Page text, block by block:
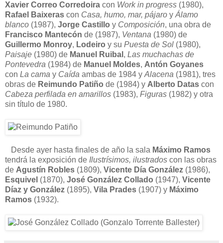
Xavier Correo Corredoira con Work in progress (1980),
Rafael Baixeras con Casa, humo, mar, pájaro yÁlamo
blanco (1987), Jorge Castillo y Composición, una obra de
Francisco Mantecón de (1987), Ventana (1980) de
Guillermo Monroy, Lodeiro y su Puesta de Sol (1980),
Paisaje (1980) de Manuel Ruibal , Las muchachas de
Pontevedra (1984) de Manuel Moldes, Antón Goyanes
con La cama y Caída ambas de 1984 yAlacena (1981), tres
obras de Reimundo Patiño de (1984) y Alberto Datas con
Cabeza perfilada en amarillos (1983), Figuras (1982) y otra
sin título de 1980.
Desde ayer hasta finales de año la sala Máximo Ramos
tendrá la exposición de Ilustrísimos, ilustrados con las obras
de Agustín Robles (1809), Vicente Día González (1986),
Esquivel (1870), José González Collado (1947), Vicente
Díaz y González (1895), Vila Prades (1907) y Máximo
Ramos (1932).